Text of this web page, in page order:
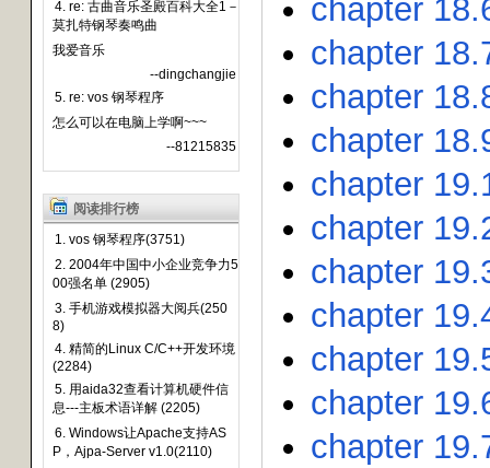
4. re: 古曲音乐圣殿百科大全1－
莫扎特钢琴奏鸣曲
我爱音乐
--dingchangjie
5. re: vos 钢琴程序
怎么可以在电脑上学啊~~~
--81215835
阅读排行榜
1. vos 钢琴程序(3751)
2. 2004年中国中小企业竞争力5
00强名单 (2905)
3. 手机游戏模拟器大阅兵(250
8)
4. 精简的Linux C/C++开发环境
(2284)
5. 用aida32查看计算机硬件信
息---主板术语详解 (2205)
6. Windows让Apache支持AS
P，Ajpa-Server v1.0(2110)
chapter
chapter
chapter
chapter
chapter
chapter
chapter
chapter
chapter
chapter
chapter